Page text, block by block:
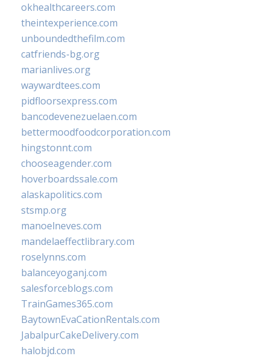
okhealthcareers.com
theintexperience.com
unboundedthefilm.com
catfriends-bg.org
marianlives.org
waywardtees.com
pidfloorsexpress.com
bancodevenezuelaen.com
bettermoodfoodcorporation.com
hingstonnt.com
chooseagender.com
hoverboardssale.com
alaskapolitics.com
stsmp.org
manoelneves.com
mandelaeffectlibrary.com
roselynns.com
balanceyoganj.com
salesforceblogs.com
TrainGames365.com
BaytownEvaCationRentals.com
JabalpurCakeDelivery.com
halobjd.com